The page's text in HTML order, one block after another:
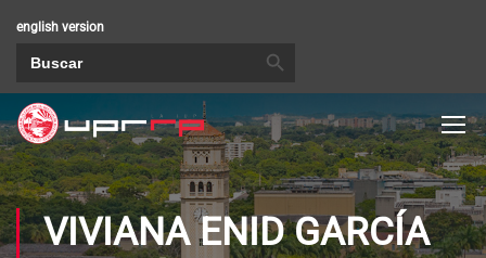
english version
VIVIANA ENID GARCÍA